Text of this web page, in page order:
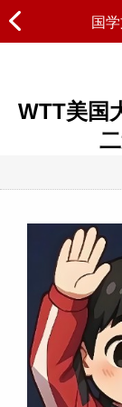
国
WTT美国